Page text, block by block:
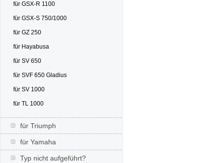
für GSX-R 1100
für GSX-S 750/1000
für GZ 250
für Hayabusa
für SV 650
für SVF 650 Gladius
für SV 1000
für TL 1000
für Triumph
für Yamaha
Typ nicht aufgeführt?